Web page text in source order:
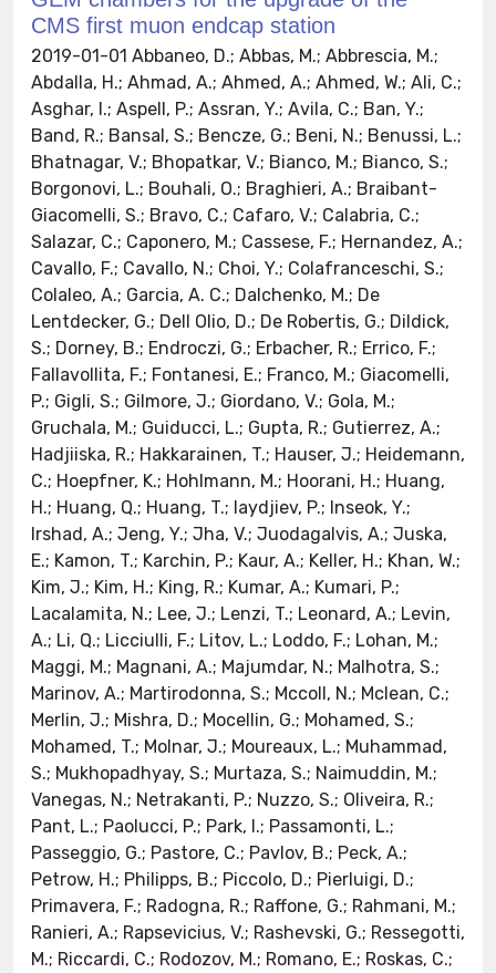
CMS first muon endcap station
2019-01-01 Abbaneo, D.; Abbas, M.; Abbrescia, M.;
Abdalla, H.; Ahmad, A.; Ahmed, A.; Ahmed, W.; Ali, C.;
Asghar, I.; Aspell, P.; Assran, Y.; Avila, C.; Ban, Y.;
Band, R.; Bansal, S.; Bencze, G.; Beni, N.; Benussi, L.;
Bhatnagar, V.; Bhopatkar, V.; Bianco, M.; Bianco, S.;
Borgonovi, L.; Bouhali, O.; Braghieri, A.; Braibant-
Giacomelli, S.; Bravo, C.; Cafaro, V.; Calabria, C.;
Salazar, C.; Caponero, M.; Cassese, F.; Hernandez, A.;
Cavallo, F.; Cavallo, N.; Choi, Y.; Colafranceschi, S.;
Colaleo, A.; Garcia, A. C.; Dalchenko, M.; De
Lentdecker, G.; Dell Olio, D.; De Robertis, G.; Dildick,
S.; Dorney, B.; Endroczi, G.; Erbacher, R.; Errico, F.;
Fallavollita, F.; Fontanesi, E.; Franco, M.; Giacomelli,
P.; Gigli, S.; Gilmore, J.; Giordano, V.; Gola, M.;
Gruchala, M.; Guiducci, L.; Gupta, R.; Gutierrez, A.;
Hadjiiska, R.; Hakkarainen, T.; Hauser, J.; Heidemann,
C.; Hoepfner, K.; Hohlmann, M.; Hoorani, H.; Huang,
H.; Huang, Q.; Huang, T.; Iaydjiev, P.; Inseok, Y.;
Irshad, A.; Jeng, Y.; Jha, V.; Juodagalvis, A.; Juska,
E.; Kamon, T.; Karchin, P.; Kaur, A.; Keller, H.; Khan, W.;
Kim, J.; Kim, H.; King, R.; Kumar, A.; Kumari, P.;
Lacalamita, N.; Lee, J.; Lenzi, T.; Leonard, A.; Levin,
A.; Li, Q.; Licciulli, F.; Litov, L.; Loddo, F.; Lohan, M.;
Maggi, M.; Magnani, A.; Majumdar, N.; Malhotra, S.;
Marinov, A.; Martirodonna, S.; Mccoll, N.; Mclean, C.;
Merlin, J.; Mishra, D.; Mocellin, G.; Mohamed, S.;
Mohamed, T.; Molnar, J.; Moureaux, L.; Muhammad,
S.; Mukhopadhyay, S.; Murtaza, S.; Naimuddin, M.;
Vanegas, N.; Netrakanti, P.; Nuzzo, S.; Oliveira, R.;
Pant, L.; Paolucci, P.; Park, I.; Passamonti, L.;
Passeggio, G.; Pastore, C.; Pavlov, B.; Peck, A.;
Petrow, H.; Philipps, B.; Piccolo, D.; Pierluigi, D.;
Primavera, F.; Radogna, R.; Raffone, G.; Rahmani, M.;
Ranieri, A.; Rapsevicius, V.; Rashevski, G.; Ressegotti,
M.; Riccardi, C.; Rodozov, M.; Romano, E.; Roskas, C.;